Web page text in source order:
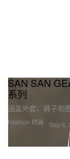
Fashion 时装
SAN SAN
系列
涵盖外套、裤子和
Sep 6,